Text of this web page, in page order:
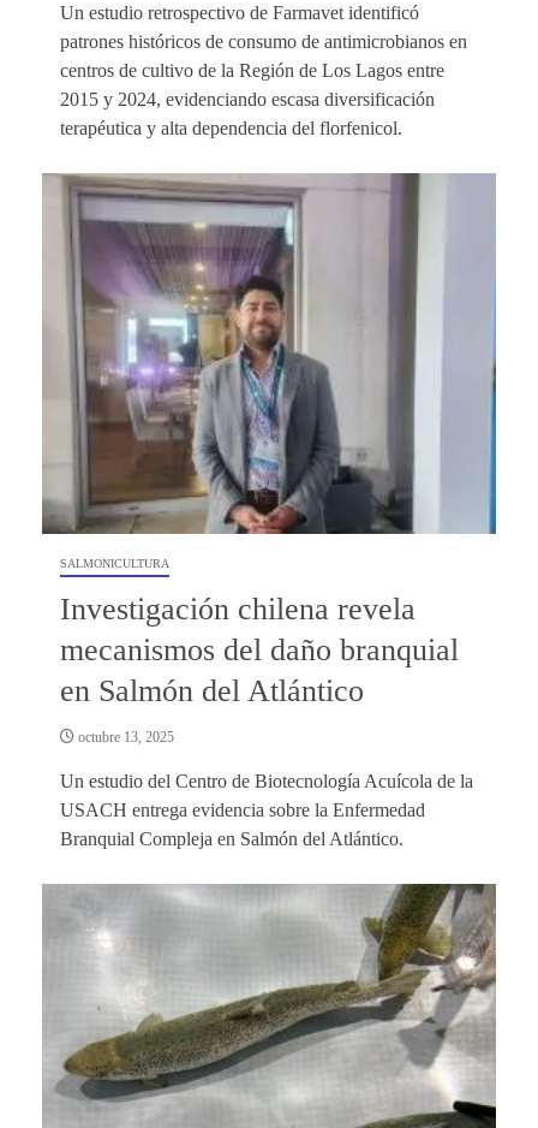
Un estudio retrospectivo de Farmavet identificó
patrones históricos de consumo de antimicrobianos en
centros de cultivo de la Región de Los Lagos entre
2015 y 2024, evidenciando escasa diversificación
terapéutica y alta dependencia del florfenicol.
SALMONICULTURA
Investigación chilena revela
mecanismos del daño branquial
en Salmón del Atlántico
octubre 13, 2025
Un estudio del Centro de Biotecnología Acuícola de la
USACH entrega evidencia sobre la Enfermedad
Branquial Compleja en Salmón del Atlántico.